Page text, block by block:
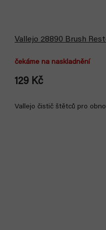
Vallejo 28890 Brush
čekáme na naskladnění
129 Kč
Vallejo čistič štětců pro